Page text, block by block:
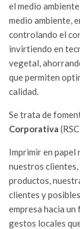
el medio
medio ambiente,
controlando el
invirtiendo en
vegetal,
que permiten
calidad.
Se trata de
Corporativa
Imprimir en papel
nuestros
productos,
clientes y
empresa hacia
gestos locales